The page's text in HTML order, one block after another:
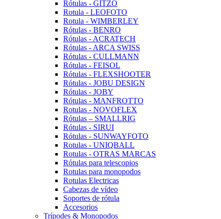
Rótulas - GITZO
Rotula - LEOFOTO
Rotula - WIMBERLEY
Rótulas - BENRO
Rótulas - ACRATECH
Rótulas - ARCA SWISS
Rótulas - CULLMANN
Rótulas - FEISOL
Rótulas - FLEXSHOOTER
Rótulas - JOBU DESIGN
Rótulas - JOBY
Rótulas - MANFROTTO
Rotulas - NOVOFLEX
Rótulas – SMALLRIG
Rótulas - SIRUI
Rótulas - SUNWAYFOTO
Rotulas - UNIQBALL
Rotulas - OTRAS MARCAS
Rótulas para telescopios
Rotulas para monopodos
Rotulas Electricas
Cabezas de vídeo
Soportes de rótula
Accesorios
Trípodes & Monopodos